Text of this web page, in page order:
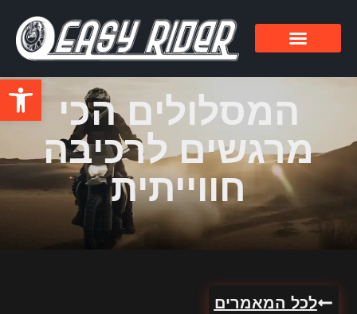
פתח המסלולים הכי
מרגשים לרכיבה
חווייתית
לכל המאמרים